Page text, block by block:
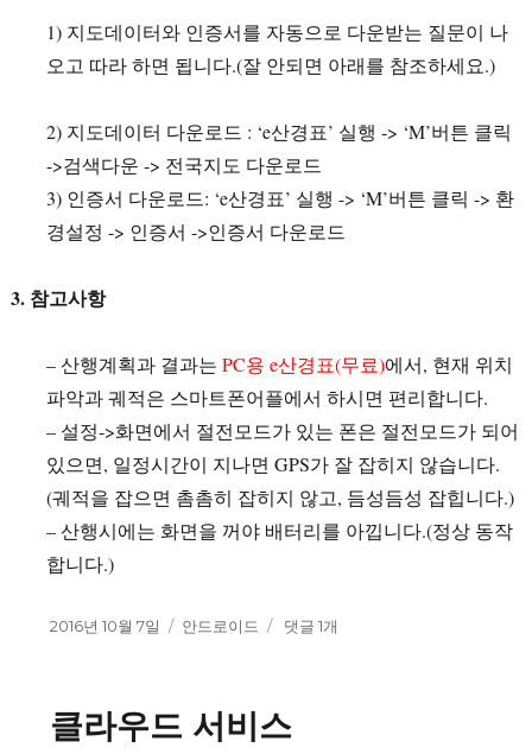
1) 지도데이터와 인증서를 자동으로 다운받는 질문이 나
오고 따라 하면 됩니다.(잘 안되면 아래를 참조하세요.)
2) 지도데이터 다운로드 : ‘e산경표’ 실행 -> ‘M’버튼 클릭
->검색다운 -> 전국지도 다운로드
3) 인증서 다운로드: ‘e산경표’ 실행 -> ‘M’버튼 클릭 -> 환
경설정 -> 인증서 ->인증서 다운로드
3. 참고사항
– 산행계획과 결과는 PC용 e산경표(무료)에서, 현재 위치
파악과 궤적은 스마트폰어플에서 하시면 편리합니다.
– 설정->화면에서 절전모드가 있는 폰은 절전모드가 되어
있으면, 일정시간이 지나면 GPS가 잘 잡히지 않습니다.
(궤적을 잡으면 촘촘히 잡히지 않고, 듬성듬성 잡힙니다.)
– 산행시에는 화면을 꺼야 배터리를 아낍니다.(정상 동작
합니다.)
작
2016년 10월 7일
카
안드로이드
어
에
댓글 1개
클라우드 서비스